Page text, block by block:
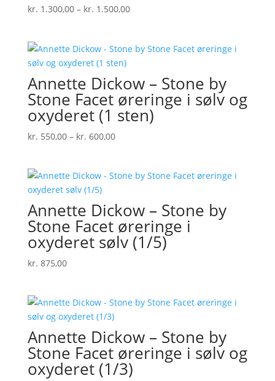
kr. 1.300,00 – kr. 1.500,00Prisinterval:
kr. 1.500,00
Annette Dickow – Stone by
Stone Facet øreringe i sølv og
oxyderet (1 sten)
kr. 550,00 – kr. 600,00Prisinterval:
kr. 600,00
Annette Dickow – Stone by
Stone Facet øreringe i
oxyderet sølv (1/5)
kr. 875,00
Annette Dickow – Stone by
Stone Facet øreringe i sølv og
oxyderet (1/3)